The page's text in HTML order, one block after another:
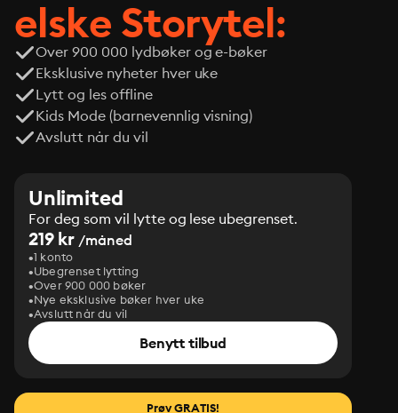
elske Storytel:
Over 900 000 lydbøker og e-bøker
Eksklusive nyheter hver uke
Lytt og les offline
Kids Mode (barnevennlig visning)
Avslutt når du vil
Unlimited
For deg som vil lytte og lese ubegrenset.
219 kr /måned
1 konto
Ubegrenset lytting
Over 900 000 bøker
Nye eksklusive bøker hver uke
Avslutt når du vil
Benytt tilbud
Prøv GRATIS!